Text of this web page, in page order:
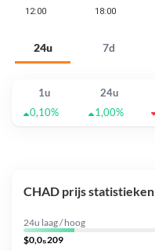
24u 7d
1u 24u
0,10%
1,00%
CHAD prijs statistieken
24u laag / hoog
$0,0₅209